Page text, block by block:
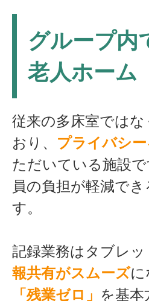
グループ内
老人ホーム
従来の多床室ではな
おり、 プライバシ
ただいている施設
員の負担が軽減でき
す。
記録業務はタブレ
報共有がスムーズに
「残業ゼロ」 を基